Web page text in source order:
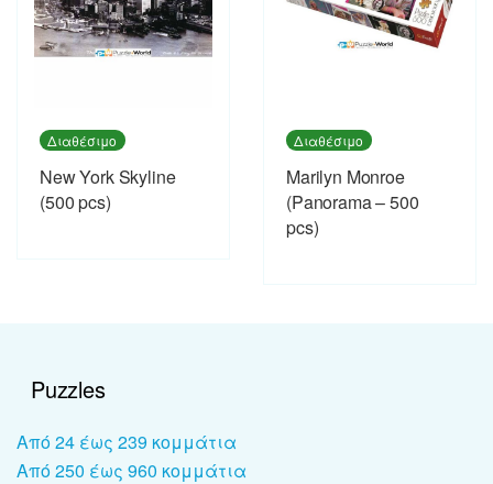
Διαθέσιμο
New York Skyline
(500 pcs)
Διαθέσιμο
Marilyn Monroe
(Panorama – 500
pcs)
Puzzles
Από 24 έως 239 κομμάτια
Από 250 έως 960 κομμάτια